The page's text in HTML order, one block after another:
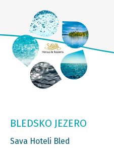
BLEDSKO JEZERO
Sava Hoteli Bled